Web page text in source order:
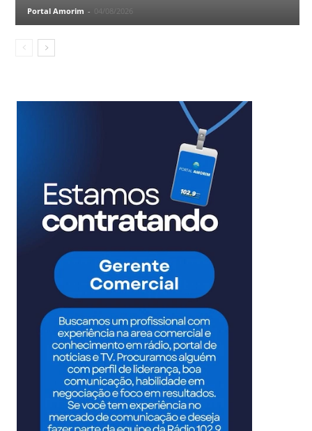
Portal Amorim - 04/08/2026